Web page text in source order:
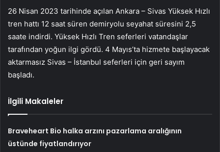
26 Nisan 2023 tarihinde açılan Ankara – Sivas Yüksek Hızlı
tren hattı 12 saat süren demiryolu seyahat süresini 2,5
saate indirdi. Yüksek Hızlı Tren seferleri vatandaşlar
tarafından yoğun ilgi gördü. 4 Mayıs’ta hizmete başlayacak
aktarmasız Sivas – İstanbul seferleri için geri sayım
başladı.
İlgili Makaleler
Braveheart Bio halka arzını pazarlama aralığının
üstünde fiyatlandırıyor